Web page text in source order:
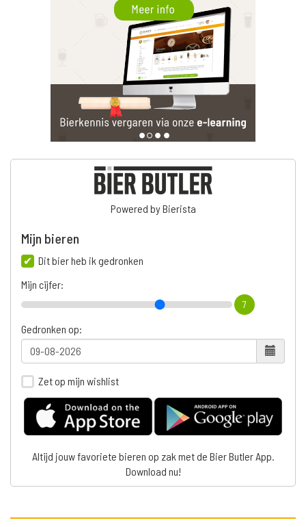
Powered by Bierista
Mijn bieren
Dit bier heb ik gedronken
Mijn cijfer:
7
Gedronken op:
Zet op mijn wishlist
Altijd jouw favoriete bieren op zak met de Bier Butler App.
Download nu!